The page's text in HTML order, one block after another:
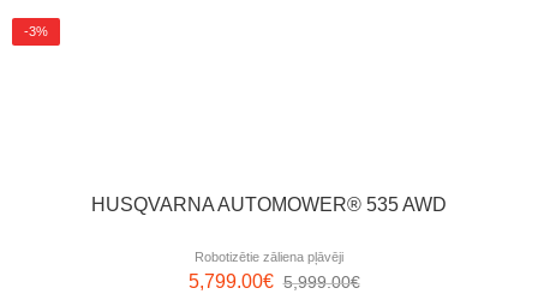
-3%
HUSQVARNA AUTOMOWER® 535 AWD
Robotizētie zāliena pļāvēji
5,999.00€
5,799.00€